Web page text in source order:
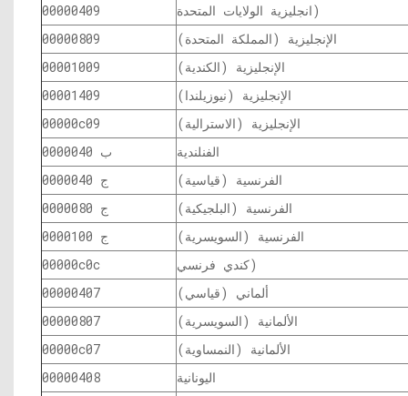
00000409
انجليزية الولايات المتحدة)
00000809
الإنجليزية (المملكة المتحدة)
00001009
الإنجليزية (الكندية)
00001409
الإنجليزية (نيوزيلندا)
00000c09
الإنجليزية (الاسترالية)
0000040 ب
الفنلندية
0000040 ج
الفرنسية (قياسية)
0000080 ج
الفرنسية (البلجيكية)
0000100 ج
الفرنسية (السويسرية)
00000c0c
كندي فرنسي)
00000407
ألماني (قياسي)
00000807
الألمانية (السويسرية)
00000c07
الألمانية (النمساوية)
00000408
اليونانية